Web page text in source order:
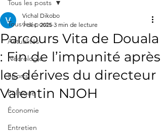
Tous les posts
Actualités
Nécrologie
Sports
Politique
Économie
Entretien
Tous les posts
Parcours Vita de Douala
: Fin de l’impunité après
les dérives du directeur
Valentin NJOH
Vichal Dikobo
9 déc. 2025 3 min de lecture